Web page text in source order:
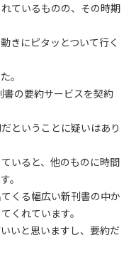
ているものの、その時期
きにピタッとついて行く
。
書の要約サービスを契約
ということに疑いはあり
いると、他のものに時間
。
くる幅広い新刊書の中か
くれています。
いと思いますし、要約だ